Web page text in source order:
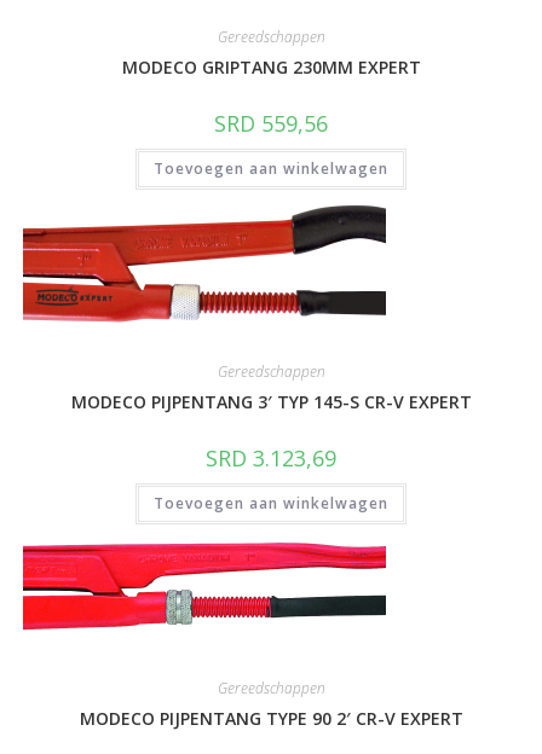
Gereedschappen
MODECO GRIPTANG 230MM EXPERT
SRD 559,56
Toevoegen aan winkelwagen
Gereedschappen
MODECO PIJPENTANG 3′ TYP 145-S CR-V EXPERT
SRD 3.123,69
Toevoegen aan winkelwagen
Gereedschappen
MODECO PIJPENTANG TYPE 90 2′ CR-V EXPERT